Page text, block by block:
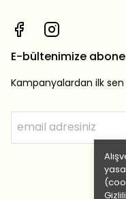
E-bültenimize
Kampanyalardan ilk